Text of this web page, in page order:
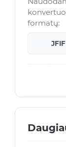
formatų: